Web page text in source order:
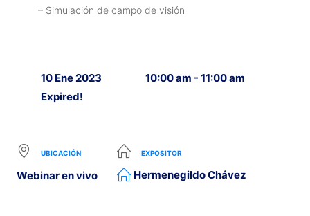
– Simulación de campo de visión
10 Ene 2023
Expired!
10:00 am - 11:00 am
UBICACIÓN
Webinar en vivo
EXPOSITOR
Hermenegildo Chávez